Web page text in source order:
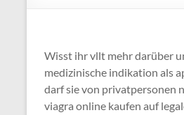
Wisst ihr vllt mehr darüber
medizinische indikation als
darf sie von privatpersonen
viagra online kaufen auf